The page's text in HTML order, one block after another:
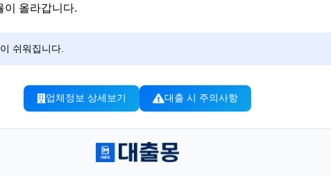
올라갑니다.
쉬워집니다.
업체정보 상세보기 대출 시 주의사항